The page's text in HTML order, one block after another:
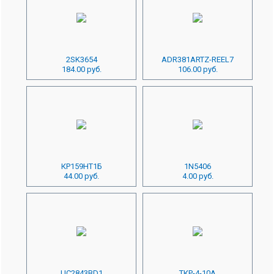
2SK3654
184.00 руб.
ADR381ARTZ-REEL7
106.00 руб.
КР159НТ1Б
44.00 руб.
1N5406
4.00 руб.